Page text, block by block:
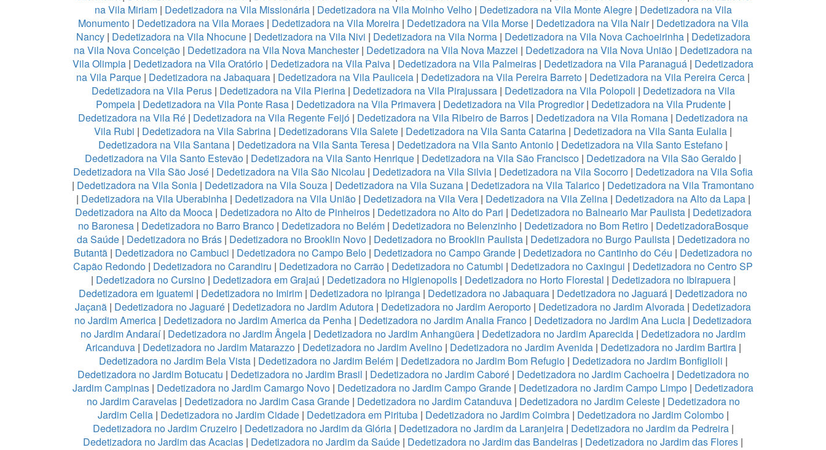
na Vila Miriam| Dedetizadora na Vila Missionária| Dedetizadora na Vila Moinho Velho| Dedetizadora na Vila Monte Alegre| Dedetizadora na Vila
Monumento| Dedetizadora na Vila Moraes| Dedetizadora na Vila Moreira| Dedetizadora na Vila Morse| Dedetizadora na Vila Nair| Dedetizadora na Vila
Nancy| Dedetizadora na Vila Nhocune| Dedetizadora na Vila Nivi | Dedetizadora na Vila Norma| Dedetizadora na Vila Nova Cachoeirinha| Dedetizadora
na Vila Nova Conceição | Dedetizadora na Vila Nova Manchester| Dedetizadora na Vila Nova Mazzei | Dedetizadora na Vila Nova União | Dedetizadora na
Vila Olimpia | Dedetizadora na Vila Oratório | Dedetizadora na Vila Paiva | Dedetizadora na Vila Palmeiras | Dedetizadora na Vila Paranaguá | Dedetizadora
na Vila Parque | Dedetizadora na Jabaquara | Dedetizadora na Vila Pauliceia | Dedetizadora na Vila Pereira Barreto | Dedetizadora na Vila Pereira Cerca |
Dedetizadora na Vila Perus| Dedetizadora na Vila Pierina| Dedetizadora na Vila Pirajussara| Dedetizadora na Vila Polopoli | Dedetizadora na Vila
Pompeia| Dedetizadora na Vila Ponte Rasa| Dedetizadora na Vila Primavera| Dedetizadora na Vila Progredior| Dedetizadora na Vila Prudente|
Dedetizadora na Vila Ré | Dedetizadora na Vila Regente Feijó | Dedetizadora na Vila Ribeiro de Barros | Dedetizadora na Vila Romana | Dedetizadora na
Vila Rubi | Dedetizadora na Vila Sabrina | Dedetizadorans Vila Salete | Dedetizadora na Vila Santa Catarina | Dedetizadora na Vila Santa Eulalia |
Dedetizadora na Vila Santana | Dedetizadora na Vila Santa Teresa | Dedetizadora na Vila Santo Antonio | Dedetizadora na Vila Santo Estefano |
Dedetizadora na Vila Santo Estevão | Dedetizadora na Vila Santo Henrique | Dedetizadora na Vila São Francisco | Dedetizadora na Vila São Geraldo |
Dedetizadora na Vila São José | Dedetizadora na Vila São Nicolau | Dedetizadora na Vila Silvia | Dedetizadora na Vila Socorro | Dedetizadora na Vila Sofia
| Dedetizadora na Vila Sonia | Dedetizadora na Vila Souza | Dedetizadora na Vila Suzana | Dedetizadora na Vila Talarico | Dedetizadora na Vila Tramontano
| Dedetizadora na Vila Uberabinha| Dedetizadora na Vila União| Dedetizadora na Vila Vera| Dedetizadora na Vila Zelina| Dedetizadora na Alto da Lapa|
Dedetizadora na Alto da Mooca| Dedetizadora no Alto de Pinheiros| Dedetizadora no Alto do Pari | Dedetizadora no Balneario Mar Paulista| Dedetizadora
no Baronesa| Dedetizadora no Barro Branco| Dedetizadora no Belém| Dedetizadora no Belenzinho| Dedetizadora no Bom Retiro| DedetizadoraBosque
da Saúde| Dedetizadora no Brás| Dedetizadora no Brooklin Novo| Dedetizadora no Brooklin Paulista| Dedetizadora no Burgo Paulista| Dedetizadora no
Butantã | Dedetizadora no Cambuci | Dedetizadora no Campo Belo | Dedetizadora no Campo Grande | Dedetizadora no Cantinho do Céu | Dedetizadora no
Capão Redondo | Dedetizadora no Carandiru | Dedetizadora no Carrão | Dedetizadora no Catumbi | Dedetizadora no Caxingui | Dedetizadora no Centro SP
| Dedetizadora no Cursino| Dedetizadora em Grajaú | Dedetizadora no Higienopolis| Dedetizadora no Horto Florestal | Dedetizadora no Ibirapuera|
Dedetizadora em Iguatemi | Dedetizadora no Imirim | Dedetizadora no Ipiranga | Dedetizadora no Jabaquara | Dedetizadora no Jaguará | Dedetizadora no
Jaçanã | Dedetizadora no Jaguaré | Dedetizadora no Jardim Adutora | Dedetizadora no Jardim Aeroporto | Dedetizadora no Jardim Alvorada | Dedetizadora
no Jardim America | Dedetizadora no Jardim America da Penha | Dedetizadora no Jardim Analia Franco | Dedetizadora no Jardim Ana Lucia | Dedetizadora
no Jardim Andaraí| Dedetizadora no Jardim Ângela | Dedetizadora no Jardim Anhangüera | Dedetizadora no Jardim Aparecida | Dedetizadora no Jardim
Aricanduva| Dedetizadora no Jardim Matarazzo| Dedetizadora no Jardim Avelino| Dedetizadora no Jardim Avenida| Dedetizadora no Jardim Bartira|
Dedetizadora no Jardim Bela Vista| Dedetizadora no Jardim Belém| Dedetizadora no Jardim Bom Refugio| Dedetizadora no Jardim Bonfiglioli |
Dedetizadora no Jardim Botucatu | Dedetizadora no Jardim Brasil | Dedetizadora no Jardim Caboré| Dedetizadora no Jardim Cachoeira| Dedetizadora no
Jardim Campinas | Dedetizadora no Jardim Camargo Novo | Dedetizadora no Jardim Campo Grande | Dedetizadora no Jardim Campo Limpo | Dedetizadora
no Jardim Caravelas| Dedetizadora no Jardim Casa Grande| Dedetizadora no Jardim Catanduva| Dedetizadora no Jardim Celeste| Dedetizadora no
Jardim Celia| Dedetizadora no Jardim Cidade| Dedetizadora em Pirituba| Dedetizadora no Jardim Coimbra| Dedetizadora no Jardim Colombo|
Dedetizadora no Jardim Cruzeiro| Dedetizadora no Jardim da Glória| Dedetizadora no Jardim da Laranjeira| Dedetizadora no Jardim da Pedreira|
Dedetizadora no Jardim das Acacias | Dedetizadora no Jardim da Saúde | Dedetizadora no Jardim das Bandeiras | Dedetizadora no Jardim das Flores |